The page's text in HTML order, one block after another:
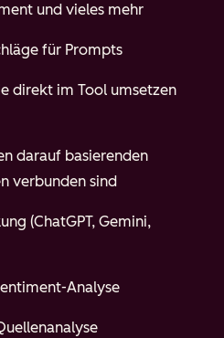
und vieles mehr
für Prompts
direkt im Tool umsetzen
darauf basierenden
verbunden sind
(ChatGPT, Gemini,
Analyse